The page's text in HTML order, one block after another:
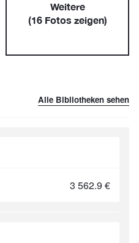
Weitere
(16Fotos zeigen)
Alle Bibliotheken sehen
3 562.9 €